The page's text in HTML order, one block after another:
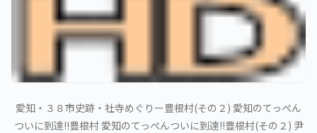
愛知・３８市史跡・社寺めぐりー豊根村(その２) 愛知のてっぺん
ついに到達!!豊根村 愛知のてっぺんついに到達!!豊根村(その２) 尹